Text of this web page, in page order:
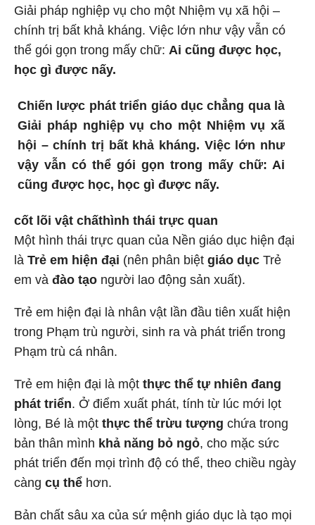
Giải pháp nghiệp vụ cho một Nhiệm vụ xã hội –
chính trị bất khả kháng. Việc lớn như vậy vẫn có
thể gói gọn trong mấy chữ: Ai cũng được học,
học gì được nấy.
Chiến lược phát triển giáo dục chẳng qua là
Giải pháp nghiệp vụ cho một Nhiệm vụ xã
hội – chính trị bất khả kháng. Việc lớn như
vậy vẫn có thể gói gọn trong mấy chữ: Ai
cũng được học, học gì được nấy.
cốt lõi vật chấthình thái trực quan
Một hình thái trực quan của Nền giáo dục hiện đại
là Trẻ em hiện đại (nên phân biệt giáo dục Trẻ
em và đào tạo người lao động sản xuất).
Trẻ em hiện đại là nhân vật lần đầu tiên xuất hiện
trong Phạm trù người, sinh ra và phát triển trong
Phạm trù cá nhân.
Trẻ em hiện đại là một thực thể tự nhiên đang
phát triển. Ở điểm xuất phát, tính từ lúc mới lọt
lòng, Bé là một thực thể trừu tượng chứa trong
bản thân mình khả năng bỏ ngỏ, cho mặc sức
phát triển đến mọi trình độ có thể, theo chiều ngày
càng cụ thể hơn.
Bản chất sâu xa của sứ mệnh giáo dục là tạo mọi